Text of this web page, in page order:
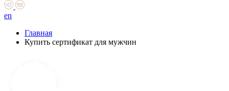
en
Главная
Купить сертификат для мужчин